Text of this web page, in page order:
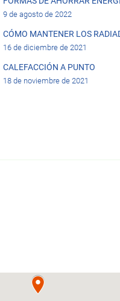
9 de agosto de 2022
CÓMO MANTENER LOS
16 de diciembre de 2021
CALEFACCIÓN A PUNTO
18 de noviembre de 2021